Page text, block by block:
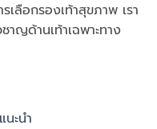
เลือกรองเท้าสุขภาพ เรา
าญด้านเท้าเฉพาะทาง
ะนำ